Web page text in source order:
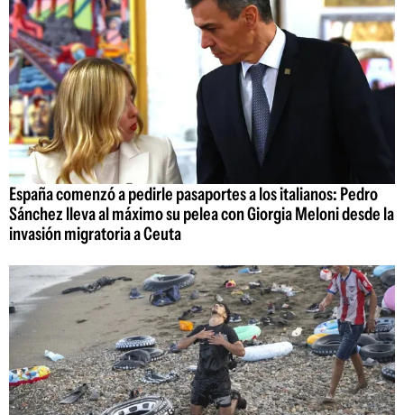
España comenzó a pedirle pasaportes a los italianos: Pedro
Sánchez lleva al máximo su pelea con Giorgia Meloni desde la
invasión migratoria a Ceuta